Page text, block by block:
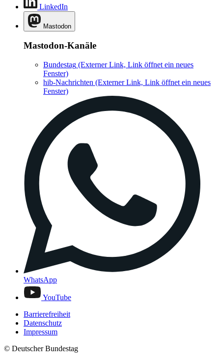
LinkedIn
Mastodon
Mastodon-Kanäle
Bundestag (Externer Link, Link öffnet ein neues
Fenster)
hib-Nachrichten (Externer Link, Link öffnet ein neues
Fenster)
WhatsApp
YouTube
Barrierefreiheit
Datenschutz
Impressum
© Deutscher Bundestag